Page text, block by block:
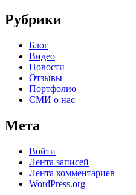
Рубрики
Блог
Видео
Новости
Отзывы
Портфолио
СМИ о нас
Мета
Войти
Лента записей
Лента комментариев
WordPress.org